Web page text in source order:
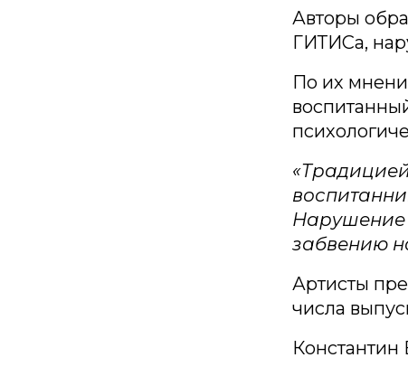
Авторы
ГИТИСа,
По их
Нарушение
забвению
Артисты
числа
Константин